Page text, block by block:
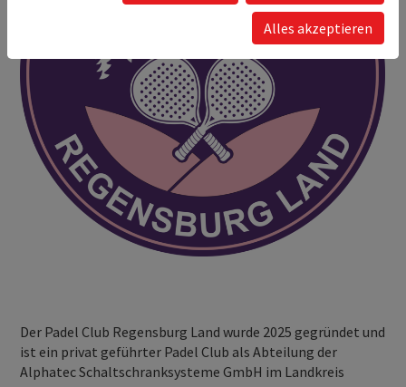
Der Padel Club Regensburg Land wurde 2025 gegründet und
ist ein privat geführter Padel Club als Abteilung der
Alphatec Schaltschranksysteme GmbH im Landkreis
Alles akzeptieren